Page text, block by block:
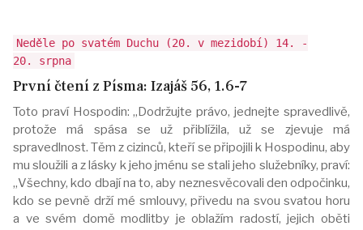
Neděle po svatém Duchu (20. v mezidobí) 14. -
20. srpna
První čtení z Písma: Izajáš 56, 1.6-7
Toto praví Hospodin: „Dodržujte právo, jednejte spravedlivě,
protože má spása se už přiblížila, už se zjevuje má
spravedlnost. Těm z cizinců, kteří se připojili k Hospodinu, aby
mu sloužili a z lásky k jeho jménu se stali jeho služebníky, praví:
„Všechny, kdo dbají na to, aby neznesvěcovali den odpočinku,
kdo se pevně drží mé smlouvy, přivedu na svou svatou horu
a ve svém domě modlitby je oblažím radostí, jejich oběti